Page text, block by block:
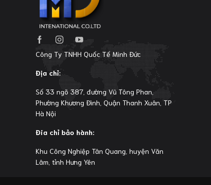
Công Ty TNHH Quốc Tế Minh Đức
Địa chỉ:
Số 33 ngõ 387, đường Vũ Tông Phan,
Phường Khương Đình, Quận Thanh Xuân, TP
Hà Nội
Đia chỉ bảo hành:
Khu Công Nghiệp Tân Quang, huyện Văn
Lâm, tỉnh Hưng Yên